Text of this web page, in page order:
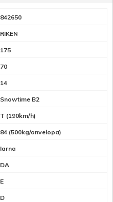
842650
RIKEN
175
70
14
Snowtime B2
T (190km/h)
84 (500kg/anvelopa)
Iarna
DA
E
D